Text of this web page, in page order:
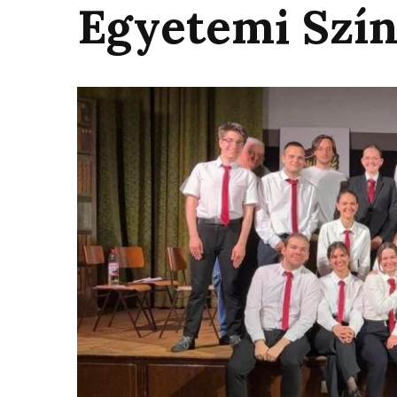
Egyetemi